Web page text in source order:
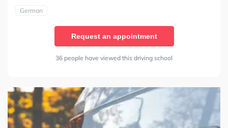
German
Request an appointment
36 people have viewed this driving school